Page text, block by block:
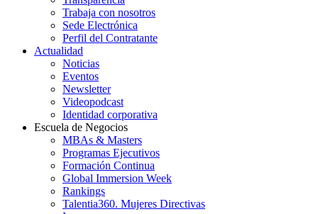
Trabaja con nosotros
Sede Electrónica
Perfil del Contratante
Actualidad
Noticias
Eventos
Newsletter
Videopodcast
Identidad corporativa
Escuela de Negocios
MBAs & Masters
Programas Ejecutivos
Formación Continua
Global Immersion Week
Rankings
Talentia360. Mujeres Directivas